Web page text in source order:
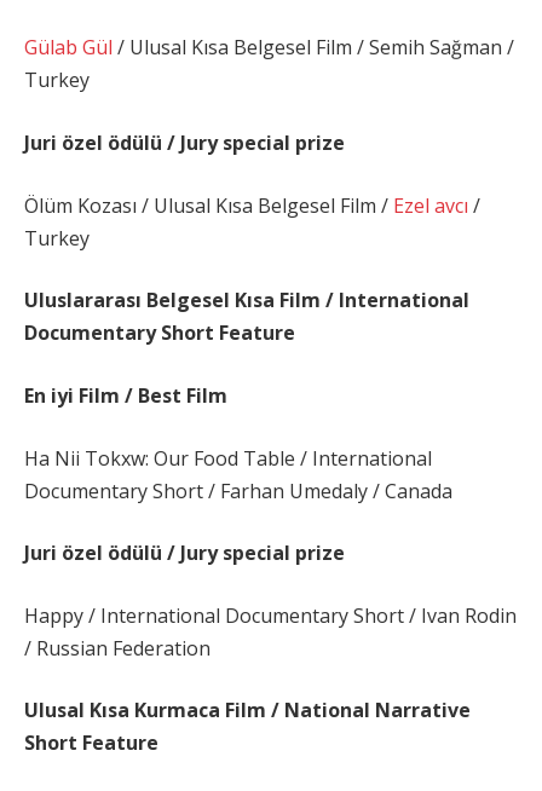
Gülab Gül / Ulusal Kısa Belgesel Film / Semih Sağman /
Turkey
Juri özel ödülü / Jury special prize
Ölüm Kozası / Ulusal Kısa Belgesel Film / Ezel avcı /
Turkey
Uluslararası Belgesel Kısa Film / International
Documentary Short Feature
En iyi Film / Best Film
Ha Nii Tokxw: Our Food Table / International
Documentary Short / Farhan Umedaly / Canada
Juri özel ödülü / Jury special prize
Happy / International Documentary Short / Ivan Rodin
/ Russian Federation
Ulusal Kısa Kurmaca Film / National Narrative
Short Feature